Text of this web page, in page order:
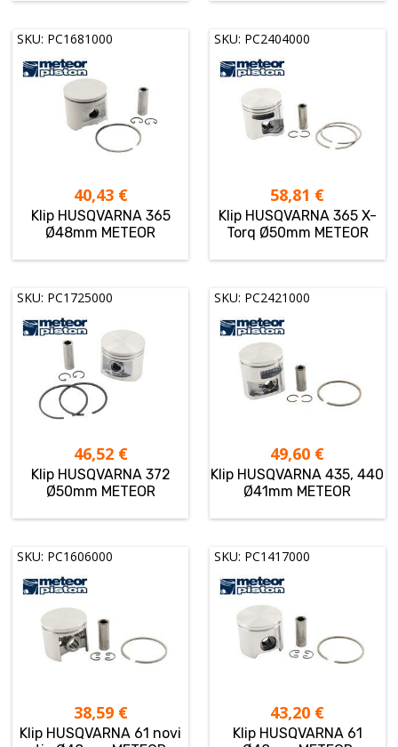
SKU: PC1681000
40,43 €
Klip HUSQVARNA 365
Ø48mm METEOR
SKU: PC2404000
58,81 €
Klip HUSQVARNA 365 X-
Torq Ø50mm METEOR
SKU: PC1725000
46,52 €
Klip HUSQVARNA 372
Ø50mm METEOR
SKU: PC2421000
49,60 €
Klip HUSQVARNA 435, 440
Ø41mm METEOR
SKU: PC1606000
38,59 €
Klip HUSQVARNA 61 novi
SKU: PC1417000
43,20 €
Klip HUSQVARNA 61